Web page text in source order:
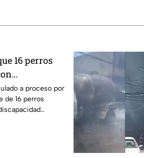
16 perros
BCa proceso por
de 16 perros